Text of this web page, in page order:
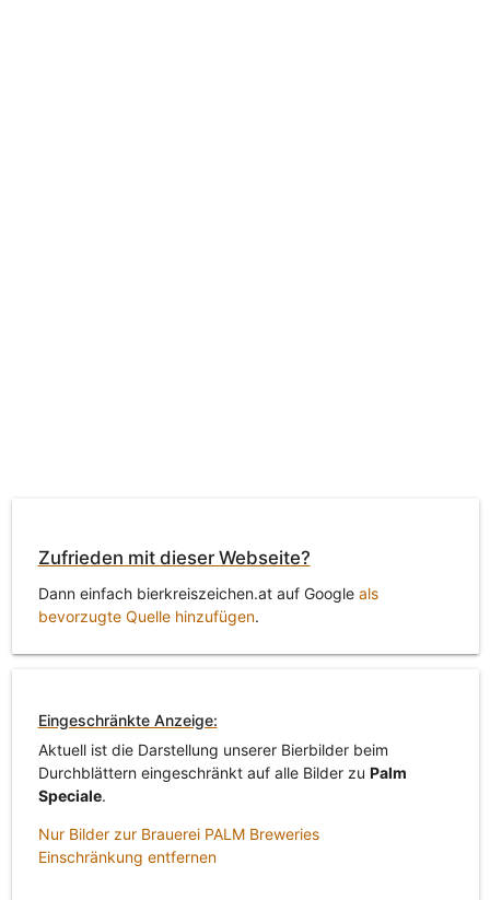
Zufrieden mit dieser Webseite?
Dann einfach bierkreiszeichen.at auf Google als
bevorzugte Quelle hinzufügen.
Eingeschränkte Anzeige:
Aktuell ist die Darstellung unserer Bierbilder beim
Durchblättern eingeschränkt auf alle Bilder zu Palm
Speciale.
Nur Bilder zur Brauerei PALM Breweries
Einschränkung entfernen